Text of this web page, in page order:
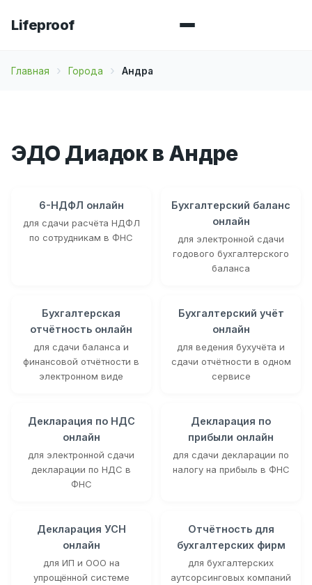
Lifeproof
Главная Города Андра
ЭДО Диадок в Андре
6-НДФЛ онлайн
для сдачи расчёта НДФЛ
по сотрудникам в ФНС
Бухгалтерский баланс
онлайн
для электронной сдачи
годового бухгалтерского
баланса
Бухгалтерская
отчётность онлайн
для сдачи баланса и
финансовой отчётности в
электронном виде
Бухгалтерский учёт
онлайн
для ведения бухучёта и
сдачи отчётности в одном
сервисе
Декларация по НДС
онлайн
для электронной сдачи
декларации по НДС в
ФНС
Декларация по
прибыли онлайн
для сдачи декларации по
налогу на прибыль в ФНС
Декларация УСН
онлайн
для ИП и ООО на
упрощённой системе
Отчётность для
бухгалтерских фирм
для бухгалтерских
аутсорсинговых компаний